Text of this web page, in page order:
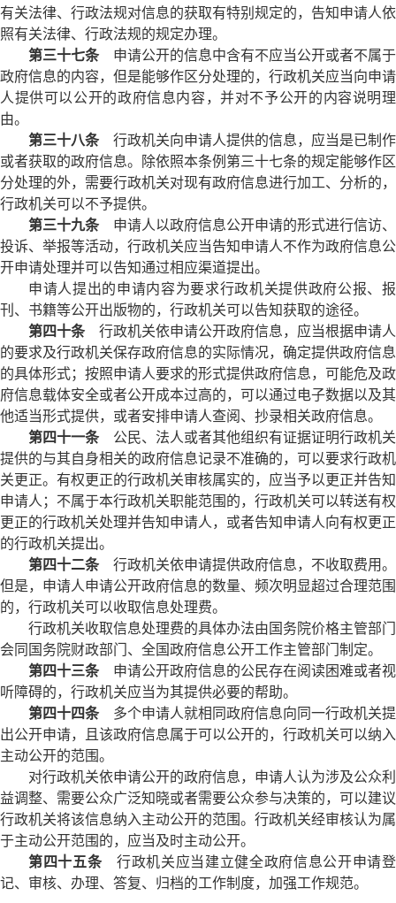
有关法律、行政法规对信息的获取有特别规定的，告知申请人依
照有关法律、行政法规的规定办理。
第三十七条申请公开的信息中含有不应当公开或者不属于
政府信息的内容，但是能够作区分处理的，行政机关应当向申请
人提供可以公开的政府信息内容，并对不予公开的内容说明理
由。
第三十八条行政机关向申请人提供的信息，应当是已制作
或者获取的政府信息。除依照本条例第三十七条的规定能够作区
分处理的外，需要行政机关对现有政府信息进行加工、分析的，
行政机关可以不予提供。
第三十九条申请人以政府信息公开申请的形式进行信访、
投诉、举报等活动，行政机关应当告知申请人不作为政府信息公
开申请处理并可以告知通过相应渠道提出。
申请人提出的申请内容为要求行政机关提供政府公报、报
刊、书籍等公开出版物的，行政机关可以告知获取的途径。
第四十条行政机关依申请公开政府信息，应当根据申请人
的要求及行政机关保存政府信息的实际情况，确定提供政府信息
的具体形式；按照申请人要求的形式提供政府信息，可能危及政
府信息载体安全或者公开成本过高的，可以通过电子数据以及其
他适当形式提供，或者安排申请人查阅、抄录相关政府信息。
第四十一条公民、法人或者其他组织有证据证明行政机关
提供的与其自身相关的政府信息记录不准确的，可以要求行政机
关更正。有权更正的行政机关审核属实的，应当予以更正并告知
申请人；不属于本行政机关职能范围的，行政机关可以转送有权
更正的行政机关处理并告知申请人，或者告知申请人向有权更正
的行政机关提出。
第四十二条行政机关依申请提供政府信息，不收取费用。
但是，申请人申请公开政府信息的数量、频次明显超过合理范围
的，行政机关可以收取信息处理费。
行政机关收取信息处理费的具体办法由国务院价格主管部门
会同国务院财政部门、全国政府信息公开工作主管部门制定。
第四十三条申请公开政府信息的公民存在阅读困难或者视
听障碍的，行政机关应当为其提供必要的帮助。
第四十四条多个申请人就相同政府信息向同一行政机关提
出公开申请，且该政府信息属于可以公开的，行政机关可以纳入
主动公开的范围。
对行政机关依申请公开的政府信息，申请人认为涉及公众利
益调整、需要公众广泛知晓或者需要公众参与决策的，可以建议
行政机关将该信息纳入主动公开的范围。行政机关经审核认为属
于主动公开范围的，应当及时主动公开。
第四十五条行政机关应当建立健全政府信息公开申请登
记、审核、办理、答复、归档的工作制度，加强工作规范。